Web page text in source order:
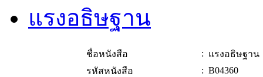
แรงอธิษฐาน
ชื่อหนังสือ : แรงอธิษฐาน
รหัสหนังสือ
: B04360